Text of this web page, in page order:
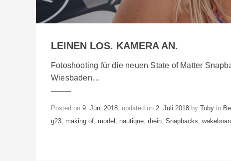
LEINEN LOS. KAMERA AN.
Fotoshooting für die neuen State of Matter
Wiesbaden…
Posted on 9. Juni 2018, updated on 2. Juli 2018 by Toby in
g23, making of, model , nautique, rhein, Snapbacks,